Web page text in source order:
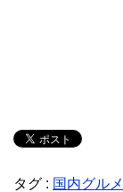
タグ : 国内グルメ